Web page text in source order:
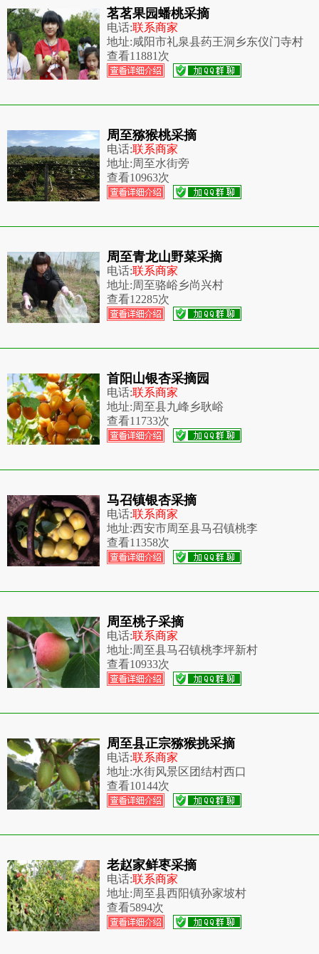
茗茗果园蟠桃采摘
电话:联系商家
地址:咸阳市礼泉县药王洞乡东仪门寺村
查看11881次
周至猕猴桃采摘
电话:联系商家
地址:周至水街旁
查看10963次
周至青龙山野菜采摘
电话:联系商家
地址:周至骆峪乡尚兴村
查看12285次
首阳山银杏采摘园
电话:联系商家
地址:周至县九峰乡耿峪
查看11733次
马召镇银杏采摘
电话:联系商家
地址:西安市周至县马召镇桃李
查看11358次
周至桃子采摘
电话:联系商家
地址:周至县马召镇桃李坪新村
查看10933次
周至县正宗猕猴挑采摘
电话:联系商家
地址:水街风景区团结村西口
查看10144次
老赵家鲜枣采摘
电话:联系商家
地址:周至县西阳镇孙家坡村
查看5894次